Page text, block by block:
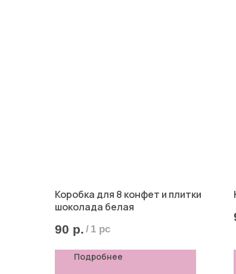
Коробка для 8 конфет и плитки
шоколада белая
90 р. / 1 pc
Подробнее